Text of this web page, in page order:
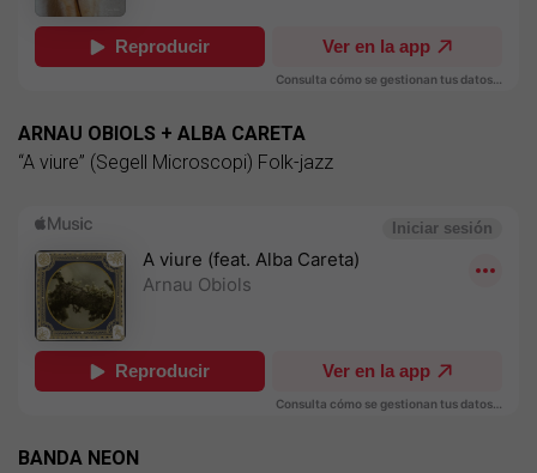
ARNAU OBIOLS + ALBA CARETA
“A viure” (Segell Microscopi) Folk-jazz
BANDA NEON